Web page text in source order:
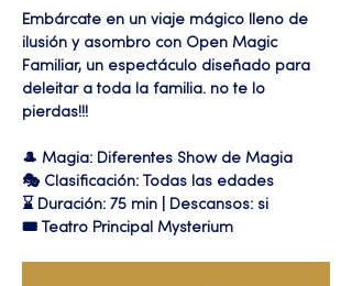
Embárcate en un viaje mágico lleno de
ilusión y asombro con Open Magic
Familiar, un espectáculo diseñado para
deleitar a toda la familia. no te lo
pierdas!!!
🎩 Magia: Diferentes Show de Magia
🎭 Clasificación: Todas las edades
⌛ Duración: 75 min | Descansos: si
🎟 Teatro Principal Mysterium